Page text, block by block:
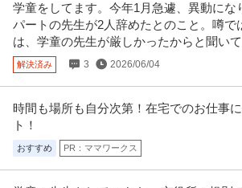
教授・准教授・教諭 ／ 「母子生活支援施設
た生活へサポート／悩み事に寄り添う／自立
社会福祉法人大洋社
未経験OK 残業月20時間以内 職場内禁煙
年収300万円〜500万円
【職種】専門職＞教授・准教授・教諭 【業種】サ
属性などに応じ、当該求人を
…続きを見る
経理（財務会計） ／ 財務経理スタッフ（経
株式会社ベネッセスタイルケア
学童をしてます。今年1月急遽、異動にな
パートの先生が2人辞めたとのこと。噂で
は、学童の先生が厳しかったからと聞い
解決済み 3 2026/06/04
時間も場所も自分次第！在宅でのお仕事
ト！
おすすめ PR：ママワークス